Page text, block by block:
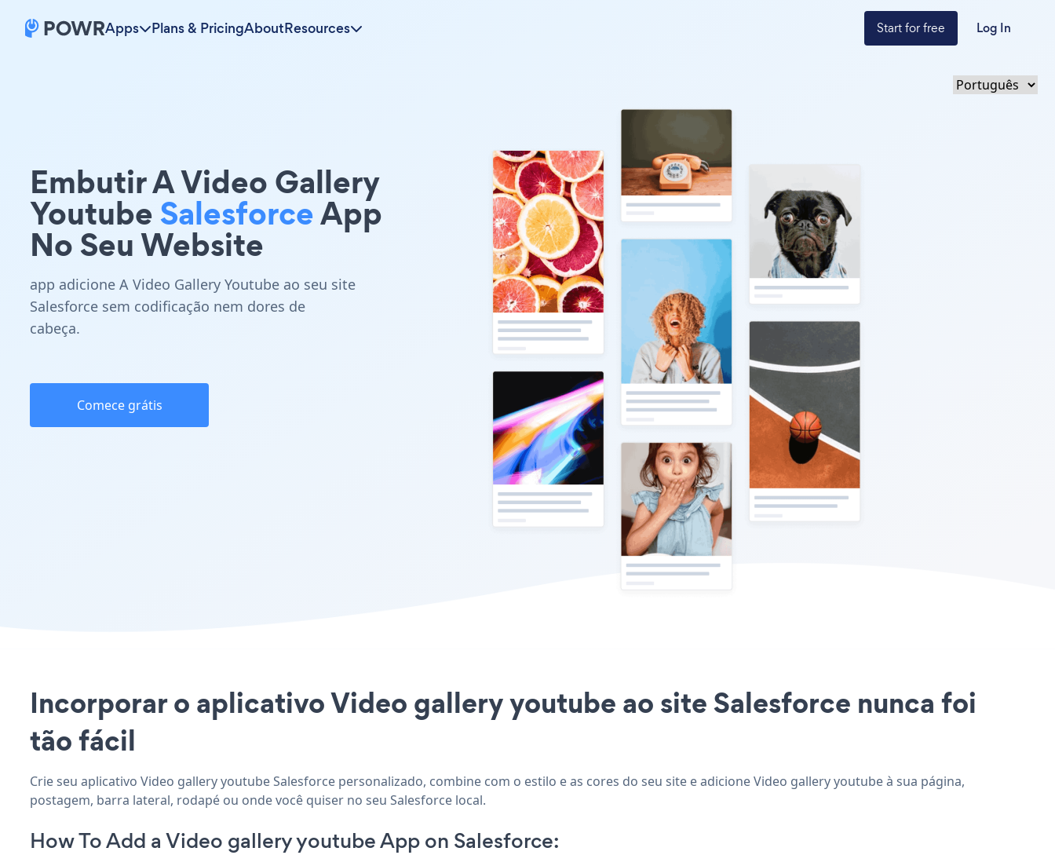
Apps Plans & PricingAboutResources Start for free Log In
Embutir A Video Gallery
YoutubeSalesforceApp
No Seu Website
app adicione A Video Gallery Youtube ao seu site
Salesforce sem codificação nem dores de
cabeça.
Comece grátis
Incorporar o aplicativo Video gallery youtube ao site Salesforce nunca foi
tão fácil
Crie seu aplicativo Video gallery youtube Salesforce personalizado, combine com o estilo e as cores do seu site e adicione Video gallery youtube à sua página,
postagem, barra lateral, rodapé ou onde você quiser no seu Salesforce local.
How To Add a Video gallery youtube App on Salesforce: